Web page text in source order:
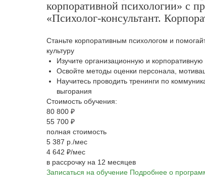
корпоративной психологии» с
«Психолог-консультант.
Станьте корпоративным психологом и
культуру
Изучите организационную и
Освойте методы оценки персонала,
Научитесь проводить тренинги по
выгорания
Стоимость обучения:
80 800 ₽
55 700 ₽
полная стоимость
5 387 р./мес
4 642 ₽/мес
в рассрочку на 12 месяцев
Записаться на обучение Подробнее о